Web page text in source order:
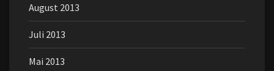
August 2013
Juli 2013
Mai 2013